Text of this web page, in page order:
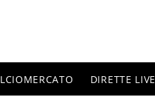
DIRETTE LIVE